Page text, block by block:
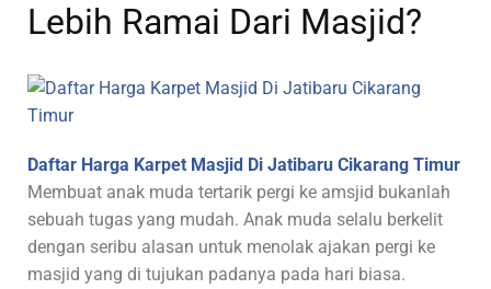
Lebih Ramai Dari Masjid?
Daftar Harga Karpet Masjid Di Jatibaru Cikarang Timur
Membuat anak muda tertarik pergi ke amsjid bukanlah
sebuah tugas yang mudah. Anak muda selalu berkelit
dengan seribu alasan untuk menolak ajakan pergi ke
masjid yang di tujukan padanya pada hari biasa.